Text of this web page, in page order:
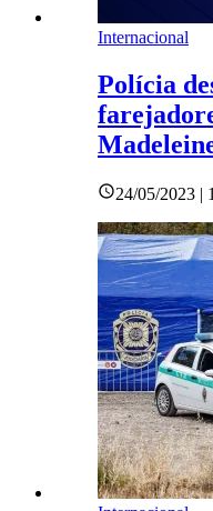
Internacional
Polícia
24/05/2023 |